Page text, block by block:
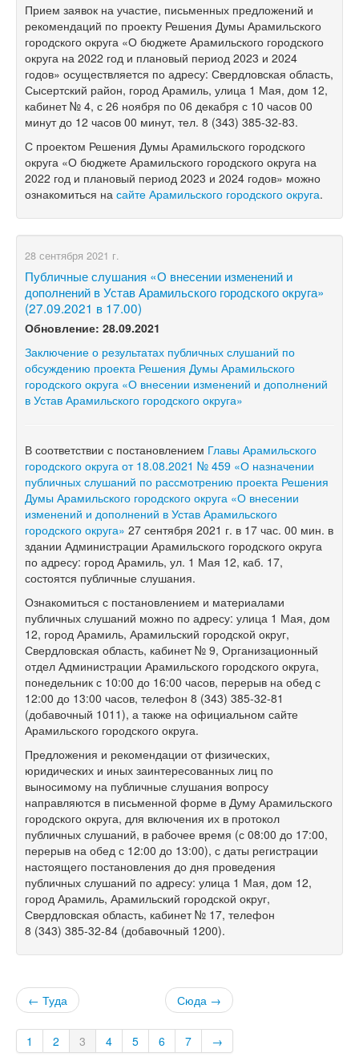
Прием заявок на участие, письменных предложений и
рекомендаций по проекту Решения Думы Арамильского
городского округа «О бюджете Арамильского городского
округа на 2022 год и плановый период 2023 и 2024
годов» осуществляется по адресу: Свердловская область,
Сысертский район, город Арамиль, улица 1 Мая, дом 12,
кабинет № 4, с 26 ноября по 06 декабря с 10 часов 00
минут до 12 часов 00 минут, тел. 8 (343) 385-32-83.
С проектом Решения Думы Арамильского городского
округа «О бюджете Арамильского городского округа на
2022 год и плановый период 2023 и 2024 годов» можно
ознакомиться на сайте Арамильского городского округа.
28 сентября 2021 г.
Публичные слушания «О внесении изменений и
дополнений в Устав Арамильского городского округа»
(27.09.2021 в 17.00)
Обновление: 28.09.2021
Заключение о результатах публичных слушаний по
обсуждению проекта Решения Думы Арамильского
городского округа «О внесении изменений и дополнений
в Устав Арамильского городского округа»
В соответствии с постановлением Главы Арамильского
городского округа от 18.08.2021 № 459 «О назначении
публичных слушаний по рассмотрению проекта Решения
Думы Арамильского городского округа «О внесении
изменений и дополнений в Устав Арамильского
городского округа» 27 сентября 2021 г. в 17 час. 00 мин. в
здании Администрации Арамильского городского округа
по адресу: город Арамиль, ул. 1 Мая 12, каб. 17,
состоятся публичные слушания.
Ознакомиться с постановлением и материалами
публичных слушаний можно по адресу: улица 1 Мая, дом
12, город Арамиль, Арамильский городской округ,
Свердловская область, кабинет № 9, Организационный
отдел Администрации Арамильского городского округа,
понедельник с 10:00 до 16:00 часов, перерыв на обед с
12:00 до 13:00 часов, телефон 8 (343) 385-32-81
(добавочный 1011), а также на официальном сайте
Арамильского городского округа.
Предложения и рекомендации от физических,
юридических и иных заинтересованных лиц по
выносимому на публичные слушания вопросу
направляются в письменной форме в Думу Арамильского
городского округа, для включения их в протокол
публичных слушаний, в рабочее время (с 08:00 до 17:00,
перерыв на обед с 12:00 до 13:00), с даты регистрации
настоящего постановления до дня проведения
публичных слушаний по адресу: улица 1 Мая, дом 12,
город Арамиль, Арамильский городской округ,
Свердловская область, кабинет № 17, телефон
8 (343) 385-32-84 (добавочный 1200).
← Туда Сюда →
1 2 3 4 5 6 7 →